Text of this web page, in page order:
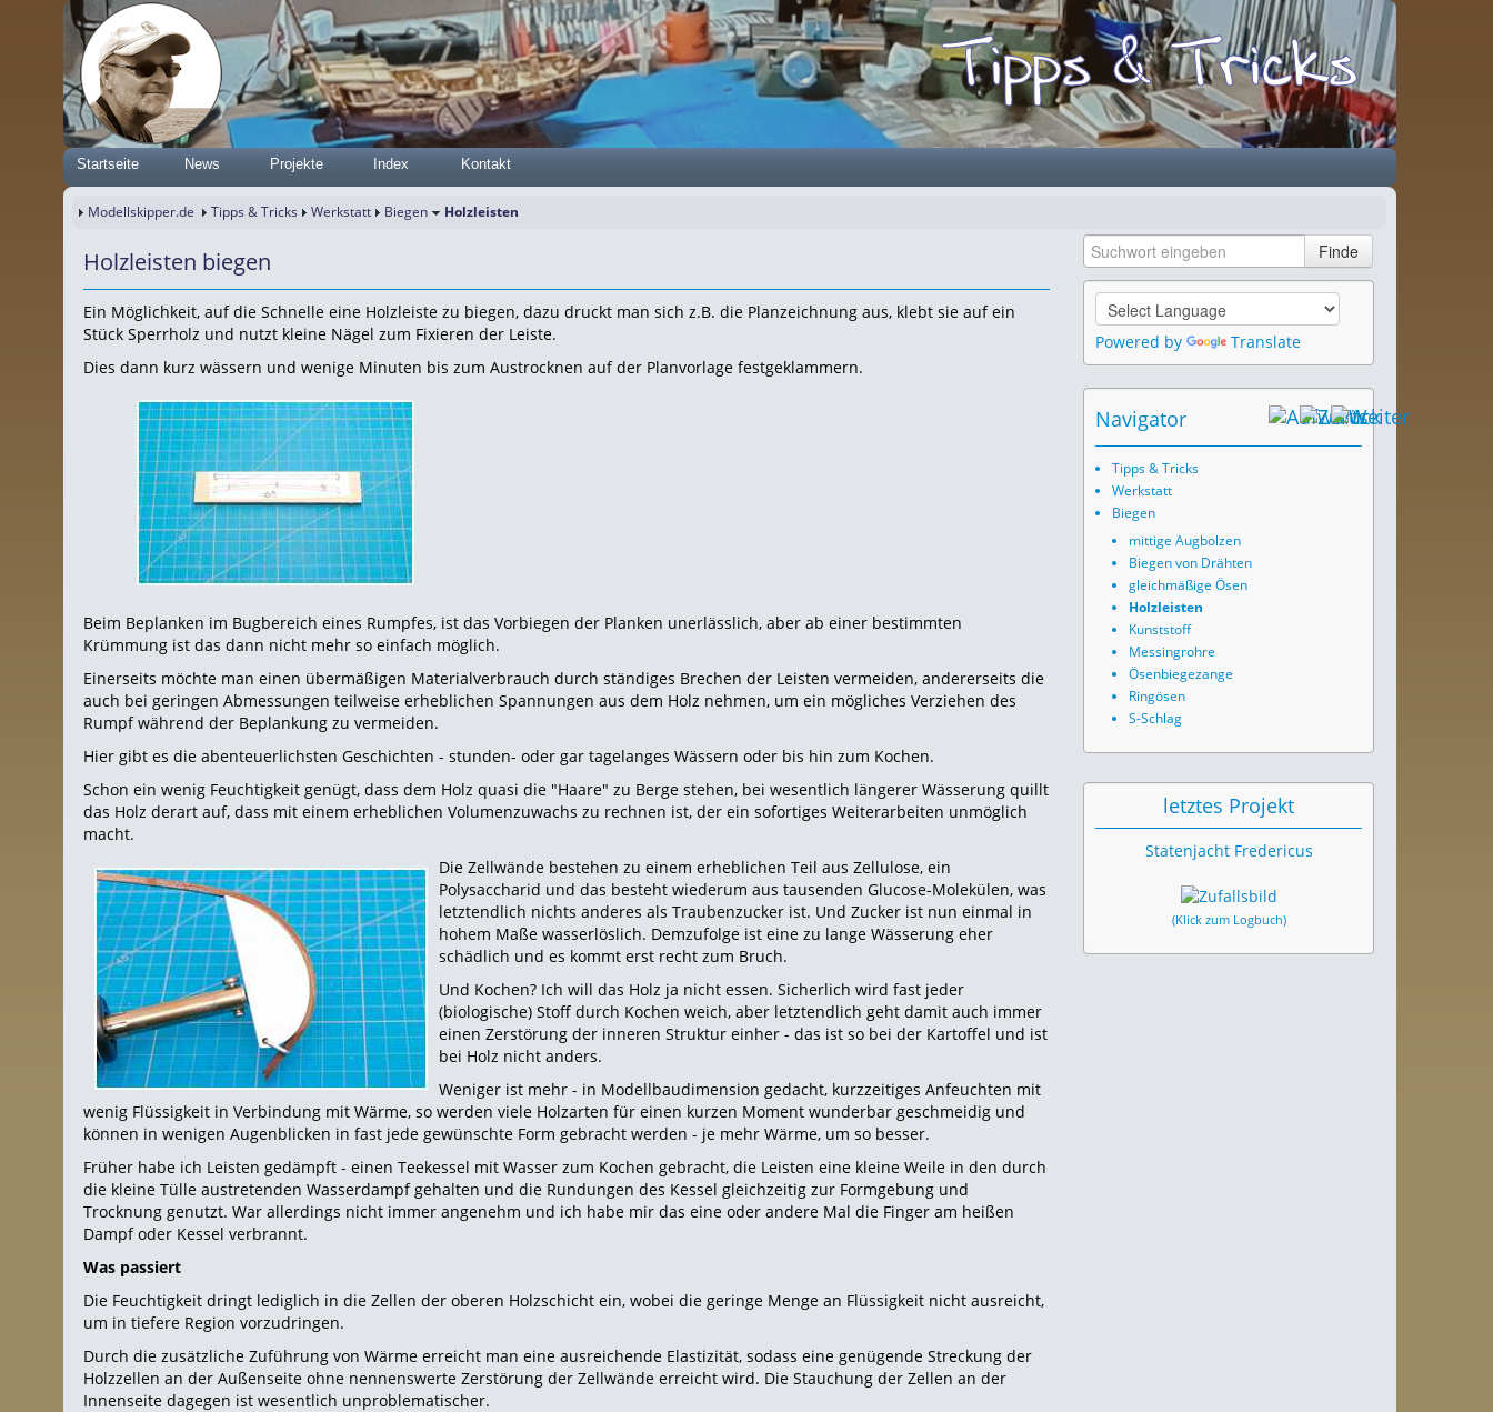
Startseite News Projekte Index Kontakt
Modellskipper.de Tipps & Tricks Werkstatt Biegen Holzleisten
Holzleisten biegen
Ein Möglichkeit, auf die Schnelle eine Holzleiste zu biegen, dazu druckt man sich z.B. die Planzeichnung aus, klebt sie auf ein
Stück Sperrholz und nutzt kleine Nägel zum Fixieren der Leiste.
Dies dann kurz wässern und wenige Minuten bis zum Austrocknen auf der Planvorlage festgeklammern.
Beim Beplanken im Bugbereich eines Rumpfes, ist das Vorbiegen der Planken unerlässlich, aber ab einer bestimmten
Krümmung ist das dann nicht mehr so einfach möglich.
Einerseits möchte man einen übermäßigen Materialverbrauch durch ständiges Brechen der Leisten vermeiden, andererseits die
auch bei geringen Abmessungen teilweise erheblichen Spannungen aus dem Holz nehmen, um ein mögliches Verziehen des
Rumpf während der Beplankung zu vermeiden.
Hier gibt es die abenteuerlichsten Geschichten - stunden- oder gar tagelanges Wässern oder bis hin zum Kochen.
Schon ein wenig Feuchtigkeit genügt, dass dem Holz quasi die "Haare" zu Berge stehen, bei wesentlich längerer Wässerung quillt
das Holz derart auf, dass mit einem erheblichen Volumenzuwachs zu rechnen ist, der ein sofortiges Weiterarbeiten unmöglich
macht.
Die Zellwände bestehen zu einem erheblichen Teil aus Zellulose, ein
Polysaccharid und das besteht wiederum aus tausenden Glucose-Molekülen, was
letztendlich nichts anderes als Traubenzucker ist. Und Zucker ist nun einmal in
hohem Maße wasserlöslich. Demzufolge ist eine zu lange Wässerung eher
schädlich und es kommt erst recht zum Bruch.
Und Kochen? Ich will das Holz ja nicht essen. Sicherlich wird fast jeder
(biologische) Stoff durch Kochen weich, aber letztendlich geht damit auch immer
einen Zerstörung der inneren Struktur einher - das ist so bei der Kartoffel und ist
bei Holz nicht anders.
Weniger ist mehr - in Modellbaudimension gedacht, kurzzeitiges Anfeuchten mit
wenig Flüssigkeit in Verbindung mit Wärme, so werden viele Holzarten für einen kurzen Moment wunderbar geschmeidig und
können in wenigen Augenblicken in fast jede gewünschte Form gebracht werden - je mehr Wärme, um so besser.
Früher habe ich Leisten gedämpft - einen Teekessel mit Wasser zum Kochen gebracht, die Leisten eine kleine Weile in den durch
die kleine Tülle austretenden Wasserdampf gehalten und die Rundungen des Kessel gleichzeitig zur Formgebung und
Trocknung genutzt. War allerdings nicht immer angenehm und ich habe mir das eine oder andere Mal die Finger am heißen
Dampf oder Kessel verbrannt.
Was passiert
Die Feuchtigkeit dringt lediglich in die Zellen der oberen Holzschicht ein, wobei die geringe Menge an Flüssigkeit nicht ausreicht,
um in tiefere Region vorzudringen.
Durch die zusätzliche Zuführung von Wärme erreicht man eine ausreichende Elastizität, sodass eine genügende Streckung der
Holzzellen an der Außenseite ohne nennenswerte Zerstörung der Zellwände erreicht wird. Die Stauchung der Zellen an der
Innenseite dagegen ist wesentlich unproblematischer.
Powered by Translate
Navigator
Tipps & Tricks
Werkstatt
Biegen
mittige Augbolzen
Biegen von Drähten
gleichmäßige Ösen
Holzleisten
Kunststoff
Messingrohre
Ösenbiegezange
Ringösen
S-Schlag
letztes Projekt
Statenjacht Fredericus
(Klick zum Logbuch)